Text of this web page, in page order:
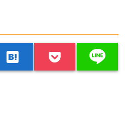
hatenabookmark line